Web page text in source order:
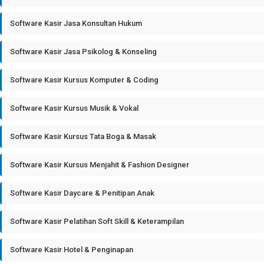
Software Kasir Jasa Konsultan Hukum
Software Kasir Jasa Psikolog & Konseling
Software Kasir Kursus Komputer & Coding
Software Kasir Kursus Musik & Vokal
Software Kasir Kursus Tata Boga & Masak
Software Kasir Kursus Menjahit & Fashion Designer
Software Kasir Daycare & Penitipan Anak
Software Kasir Pelatihan Soft Skill & Keterampilan
Software Kasir Hotel & Penginapan